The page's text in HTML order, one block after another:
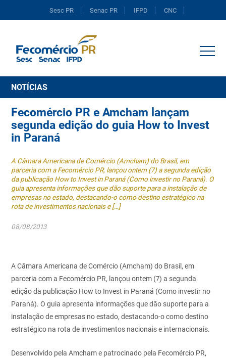
Sesc PR Senac PR IFPD CNC
NOTÍCIAS
Fecomércio PR e Amcham lançam
segunda edição do guia How to Invest
in Paraná
A Câmara Americana de Comércio (Amcham) do Brasil, em
parceria com a Fecomércio PR, lançou ontem (7) a segunda edição
da publicação How to Invest in Paraná (Como investir no Paraná). O
guia apresenta informações que dão suporte para a instalação de
empresas no estado, destacando-o como destino estratégico na
rota de investimentos nacionais e […]
08/08/2013
A Câmara Americana de Comércio (Amcham) do Brasil, em
parceria com a Fecomércio PR, lançou ontem (7) a segunda
edição da publicação How to Invest in Paraná (Como investir no
Paraná). O guia apresenta informações que dão suporte para a
instalação de empresas no estado, destacando-o como destino
estratégico na rota de investimentos nacionais e internacionais.
Desenvolvido pela Amcham e patrocinado pela Fecomércio PR,